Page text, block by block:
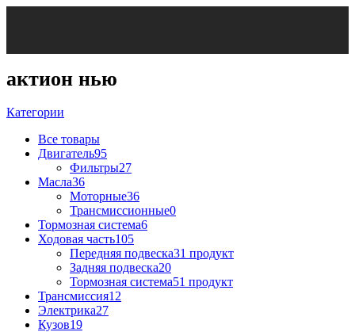
актион нью
Категории
Все товары
Двигатель95
Фильтры27
Масла36
Моторные36
Трансмиссионные0
Тормозная система6
Ходовая часть105
Передняя подвеска31 продукт
Задняя подвеска20
Тормозная система51 продукт
Трансмиссия12
Электрика27
Кузов19